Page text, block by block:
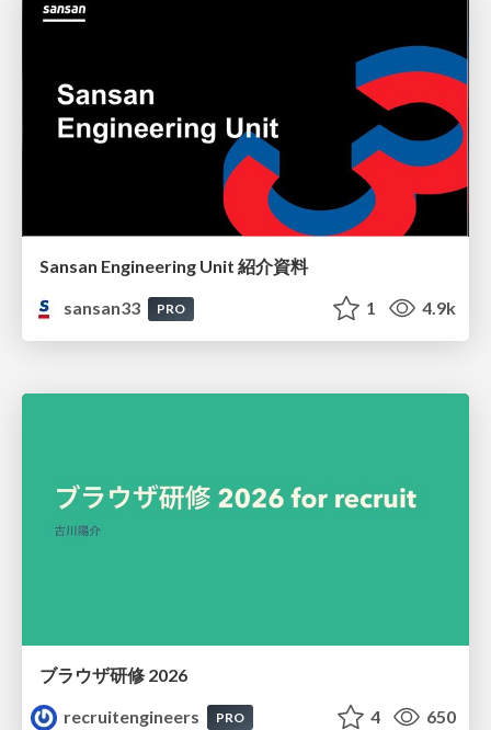
Sansan Engineering Unit 紹介資料
sansan33
PRO 1 4.9k
ブラウザ研修 2026
recruitengineers
PRO 4 650